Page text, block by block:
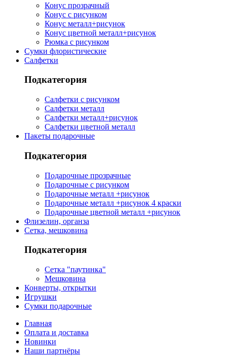
Конус прозрачный
Конус с рисунком
Конус металл+рисунок
Конус цветной металл+рисунок
Рюмка с рисунком
Сумки флористические
Салфетки
Подкатегория
Салфетки с рисунком
Салфетки металл
Салфетки металл+рисунок
Салфетки цветной металл
Пакеты подарочные
Подкатегория
Подарочные прозрачные
Подарочные с рисунком
Подарочные металл +рисунок
Подарочные металл +рисунок 4 краски
Подарочные цветной металл +рисунок
Флизелин, органза
Сетка, мешковина
Подкатегория
Сетка "паутинка"
Мешковина
Конверты, открытки
Игрушки
Сумки подарочные
Главная
Оплата и доставка
Новинки
Наши партнёры